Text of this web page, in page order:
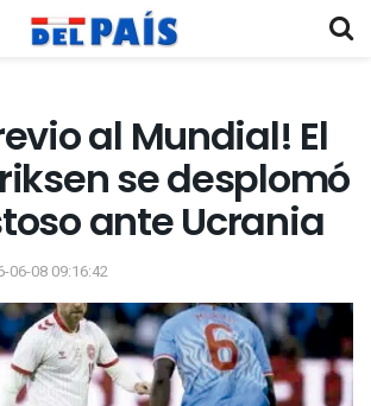
al Mundial! El
se desplomó
ante Ucrania
06-08 09:16:42